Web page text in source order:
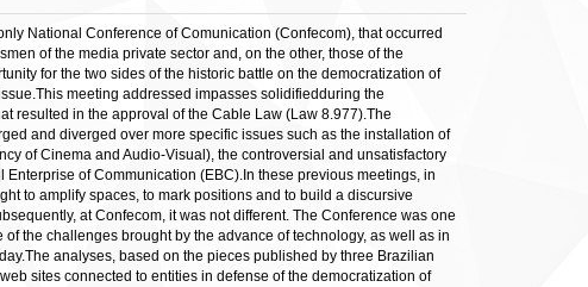
National Conference of Comunication (Confecom), that occurred
of the media private sector and, on the other, those of the
for the two sides of the historic battle on the democratization of
meeting addressed impasses solidifiedduring the
resulted in the approval of the Cable Law (Law 8.977).The
and diverged over more specific issues such as the installation of
of Cinema and Audio-Visual), the controversial and unsatisfactory
of Communication (EBC).In these previous meetings, in
to amplify spaces, to mark positions and to build a discursive
at Confecom, it was not different. The Conference was one
the challenges brought by the advance of technology, as well as in
analyses, based on the pieces published by three Brazilian
sites connected to entities in defense of the democratization of